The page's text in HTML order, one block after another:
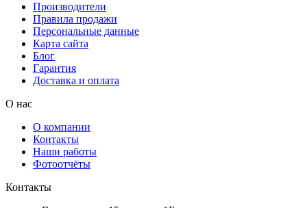
Производители
Правила продажи
Персональные данные
Карта сайта
Блог
Гарантия
Доставка и оплата
О нас
О компании
Контакты
Наши работы
Фотоотчёты
Контакты